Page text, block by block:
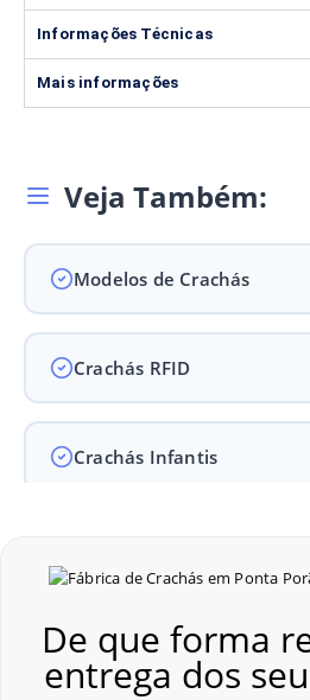
Informações Técnicas
Mais informações
Veja Também:
Modelos de Crachás
Crachás RFID
Crachás Infantis
Crachás para Eventos
De que forma
entrega dos